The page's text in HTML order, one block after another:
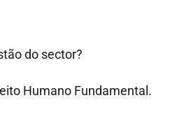
do sector?
Humano Fundamental.